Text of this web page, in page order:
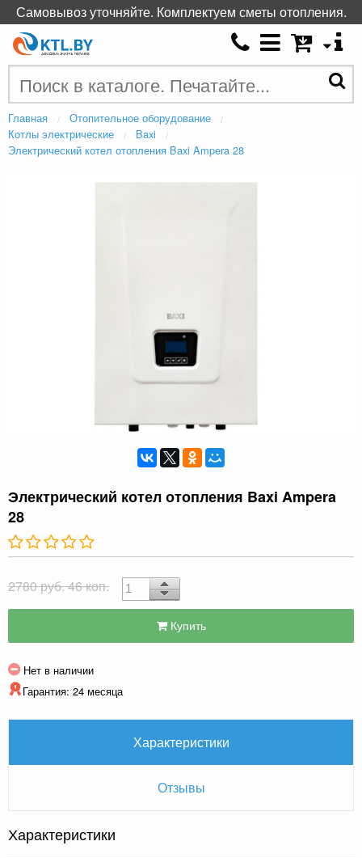
Главная
Отопительное оборудование
Котлы электрические
Baxi
Электрический котел отопления Baxi Ampera 28
Электрический котел отопления Baxi Ampera
28
2780 руб. 46 коп.
Купить
Нет в наличии
Гарантия: 24 месяца
Характеристики
Отзывы
Характеристики
Самовывоз уточняйте. Комплектуем сметы отопления.